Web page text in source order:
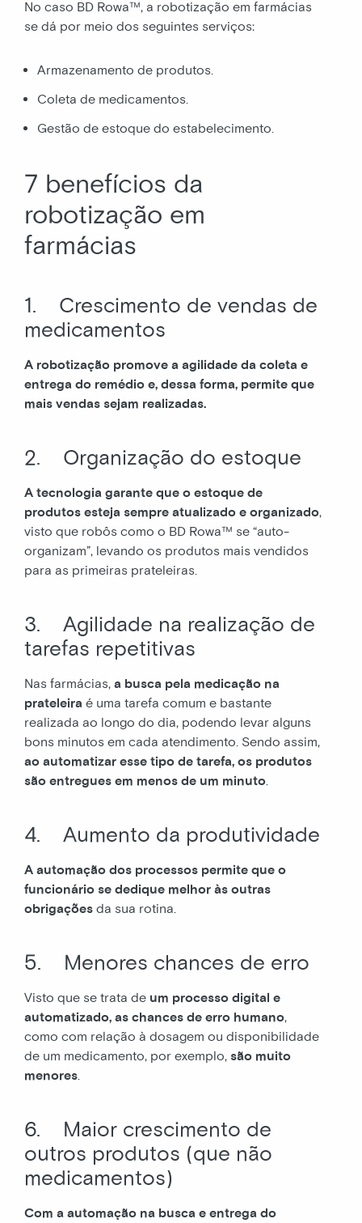
No caso BD Rowa™, a robotização em farmácias
se dá por meio dos seguintes serviços:
Armazenamento de produtos.
Coleta de medicamentos.
Gestão de estoque do estabelecimento.
7 benefícios da
robotização em
farmácias
1. Crescimento de vendas de
medicamentos
A robotização promove a agilidade da coleta e
entrega do remédio e, dessa forma, permite que
mais vendas sejam realizadas.
2. Organização do estoque
A tecnologia garante que o estoque de
produtos esteja sempre atualizado e organizado,
visto que robôs como o BD Rowa™ se “auto-
organizam”, levando os produtos mais vendidos
para as primeiras prateleiras.
3. Agilidade na realização de
tarefas repetitivas
Nas farmácias, a busca pela medicação na
prateleira é uma tarefa comum e bastante
realizada ao longo do dia, podendo levar alguns
bons minutos em cada atendimento. Sendo assim,
ao automatizar esse tipo de tarefa, os produtos
são entregues em menos de um minuto.
4. Aumento da produtividade
A automação dos processos permite que o
funcionário se dedique melhor às outras
obrigações da sua rotina.
5. Menores chances de erro
Visto que se trata de um processo digital e
automatizado, as chances de erro humano,
como com relação à dosagem ou disponibilidade
de um medicamento, por exemplo, são muito
menores.
6. Maior crescimento de
outros produtos (que não
medicamentos)
Com a automação na busca e entrega do